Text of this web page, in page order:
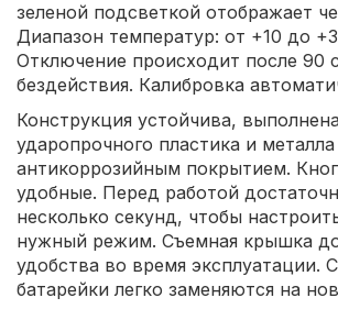
зеленой подсветкой отображает
Диапазон температур: от +10 до
Отключение происходит после 90
бездействия. Калибровка
Конструкция устойчива,
ударопрочного пластика и металла
антикоррозийным покрытием.
удобные. Перед работой
несколько секунд, чтобы
нужный режим. Съемная крышка
удобства во время эксплуатации.
батарейки легко заменяются на